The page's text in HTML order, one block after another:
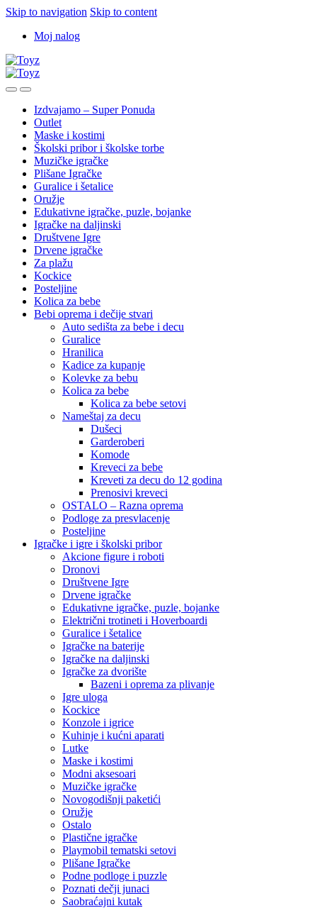
Skip to navigation Skip to content
Moj nalog
Izdvajamo – Super Ponuda
Outlet
Maske i kostimi
Školski pribor i školske torbe
Muzičke igračke
Plišane Igračke
Guralice i šetalice
Oružje
Edukativne igračke, puzle, bojanke
Igračke na daljinski
Društvene Igre
Drvene igračke
Za plažu
Kockice
Posteljine
Kolica za bebe
Bebi oprema i dečije stvari
Auto sedišta za bebe i decu
Guralice
Hranilica
Kadice za kupanje
Kolevke za bebu
Kolica za bebe
Kolica za bebe setovi
Nameštaj za decu
Dušeci
Garderoberi
Komode
Kreveci za bebe
Kreveti za decu do 12 godina
Prenosivi kreveci
OSTALO – Razna oprema
Podloge za presvlacenje
Posteljine
Igračke i igre i školski pribor
Akcione figure i roboti
Dronovi
Društvene Igre
Drvene igračke
Edukativne igračke, puzle, bojanke
Električni trotineti i Hoverboardi
Guralice i šetalice
Igračke na baterije
Igračke na daljinski
‎Igračke za dvorište
Bazeni i oprema za plivanje
Igre uloga
Kockice
Konzole i igrice
Kuhinje i kućni aparati
Lutke
Maske i kostimi
Modni aksesoari
Muzičke igračke
Novogodišnji paketići
Oružje
Ostalo
Plastične igračke
Playmobil tematski setovi
Plišane Igračke
Podne podloge i puzzle
Poznati dečji junaci
Saobraćajni kutak